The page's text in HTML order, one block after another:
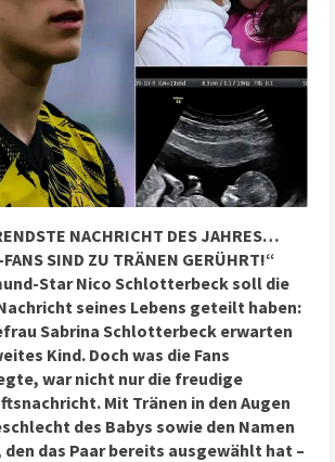
NACHRICHT DES JAHRES…
SIND ZU TRÄNEN GERÜHRT!“
Star Nico Schlotterbeck soll die
seines Lebens geteilt haben:
Sabrina Schlotterbeck erwarten
Kind. Doch was die Fans
war nicht nur die freudige
Mit Tränen in den Augen
des Babys sowie den Namen
das Paar bereits ausgewählt hat –